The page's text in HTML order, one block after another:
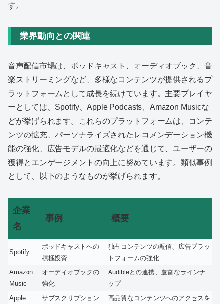
す。
業界動向との関連
音声配信市場は、ポッドキャスト、オーディオブック、音
楽ストリーミングなど、多様なコンテンツが提供されるプ
ラットフォームとして成長を続けています。主要プレイヤ
ーとしては、Spotify、Apple Podcasts、Amazon Musicな
どが挙げられます。これらのプラットフォームは、コンテ
ンツの拡充、パーソナライズされたレコメンデーション機
能の強化、広告モデルの最適化などを通じて、ユーザーの
獲得とエンゲージメントの向上に努めています。類似事例
として、以下のようなものが挙げられます。
企業
名
事例 概要
Spotify
ポッドキャストへの
積極投資
独占コンテンツの配信、広告プラッ
トフォームの強化
Amazon
Music
オーディオブックの
強化
Audibleとの連携、豊富なラインナ
ップ
Apple
サブスクリプション 高品質なコンテンツへのアクセスを